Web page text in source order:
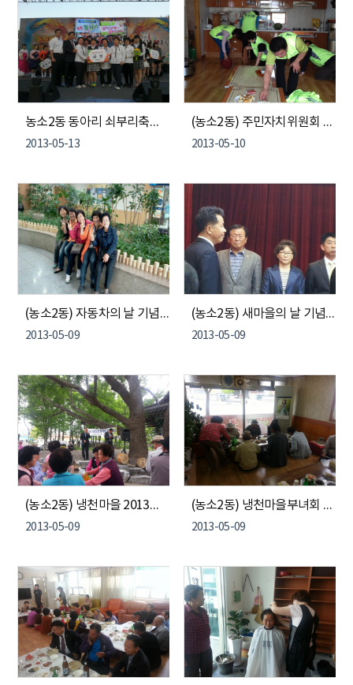
농소2동 동아리 쇠부리축제 금상 2개(나누리, 학사랑) 수상
2013-05-13
(농소2동) 주민자치위원회 사랑의빵나누기
2013-05-10
(농소2동) 자동차의 날 기념 현대자동차 견학
2013-05-09
(농소2동) 새마을의 날 기념 표창, 모범구민표창
2013-05-09
(농소2동) 냉천마을 2013년 농촌노인 활성화 사업 발대식
2013-05-09
(농소2동) 냉천마을부녀회 어르신 식사 봉사
2013-05-09